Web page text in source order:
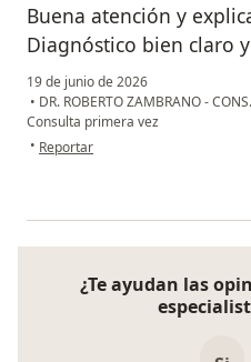
Buena atención y
Diagnóstico bien claro
19 de junio de 2026
• DR. ROBERTO ZAMBRANO -
Consulta primera vez
• en opinión del usuario José
Reportar
¿Te ayudan las